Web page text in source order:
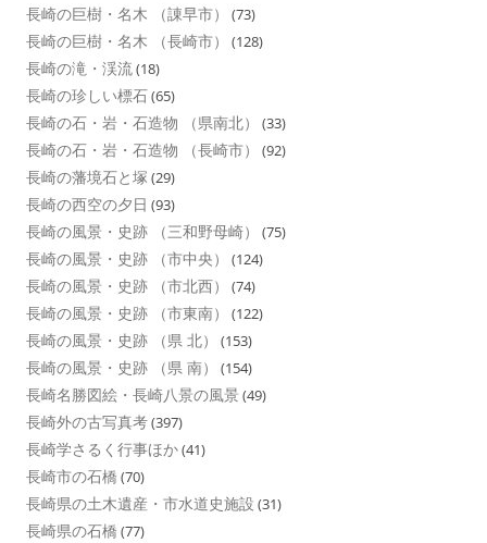
長崎の巨樹・名木 （諌早市） (73)
長崎の巨樹・名木 （長崎市） (128)
長崎の滝・渓流(18)
長崎の珍しい標石(65)
長崎の石・岩・石造物 （県南北） (33)
長崎の石・岩・石造物 （長崎市） (92)
長崎の藩境石と塚 (29)
長崎の西空の夕日 (93)
長崎の風景・史跡 （三和野母崎） (75)
長崎の風景・史跡 （市中央） (124)
長崎の風景・史跡 （市北西） (74)
長崎の風景・史跡 （市東南） (122)
長崎の風景・史跡 （県 北） (153)
長崎の風景・史跡 （県 南） (154)
長崎名勝図絵・長崎八景の風景 (49)
長崎外の古写真考(397)
長崎学さるく行事ほか(41)
長崎市の石橋 (70)
長崎県の土木遺産・市水道史施設 (31)
長崎県の石橋 (77)